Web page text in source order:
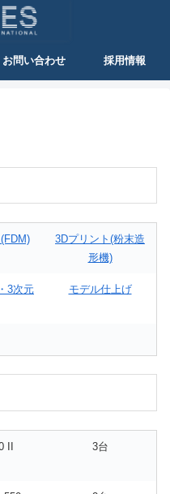
お問い合わせ 採用情報
3Dプリント(粉末造
形機)
3次元
モデル仕上げ
II 3台